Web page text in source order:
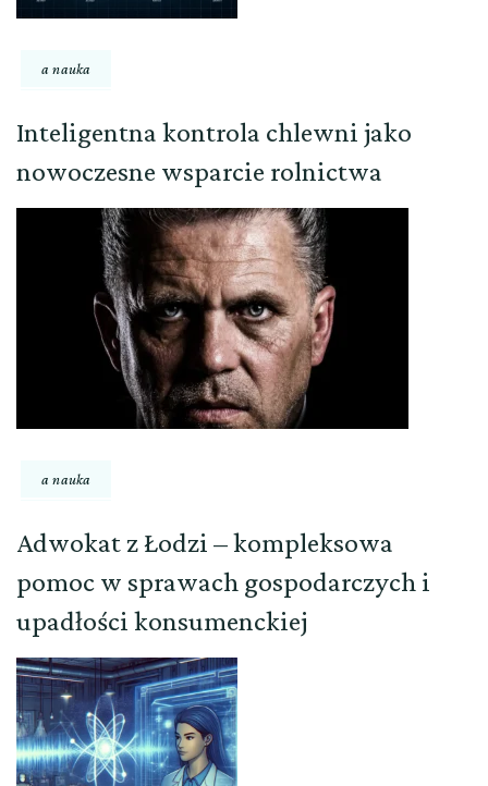
a nauka
Inteligentna kontrola chlewni jako
nowoczesne wsparcie rolnictwa
a nauka
Adwokat z Łodzi – kompleksowa
pomoc w sprawach gospodarczych i
upadłości konsumenckiej